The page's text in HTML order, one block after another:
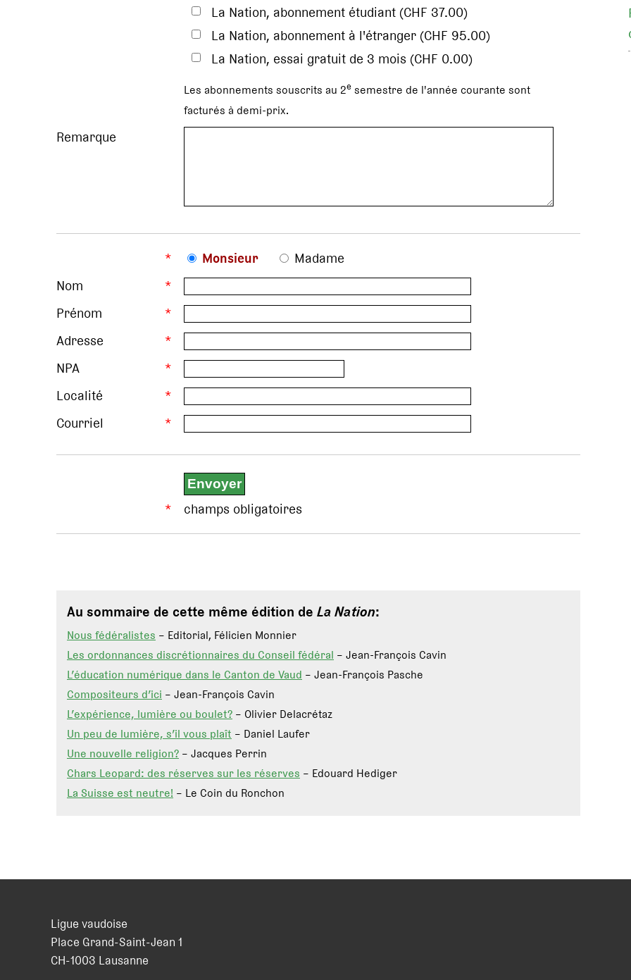
La Nation, abonnement étudiant (CHF 37.00)
La Nation, abonnement à l'étranger (CHF 95.00)
La Nation, essai gratuit de 3 mois (CHF 0.00)
Les abonnements souscrits au 2e semestre de l'année courante sont
facturés à demi-prix.
Remarque
* Monsieur
Madame
Nom
*
Prénom
*
Adresse
*
NPA
*
Localité
*
Courriel
*
* champs obligatoires
Au sommaire de cette même édition de La Nation:
Nous fédéralistes – Editorial, Félicien Monnier
Les ordonnances discrétionnaires du Conseil fédéral – Jean-François Cavin
L’éducation numérique dans le Canton de Vaud – Jean-François Pasche
Compositeurs d’ici – Jean-François Cavin
L’expérience, lumière ou boulet? – Olivier Delacrétaz
Un peu de lumière, s’il vous plaît – Daniel Laufer
Une nouvelle religion? – Jacques Perrin
Chars Leopard: des réserves sur les réserves – Edouard Hediger
La Suisse est neutre! – Le Coin du Ronchon
Ligue vaudoise
Place Grand-Saint-Jean 1
CH-1003 Lausanne